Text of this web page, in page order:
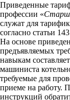
Приведенные
профессии «
служат для
согласно статьи
На основе
предъявляемых
навыкам
машиниста
требуемые для
приеме на работу.
инструкций